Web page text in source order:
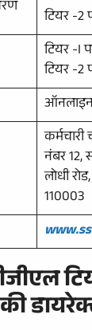
टियर -2
टियर -I
टियर -2
नंबर
लोधी
110003